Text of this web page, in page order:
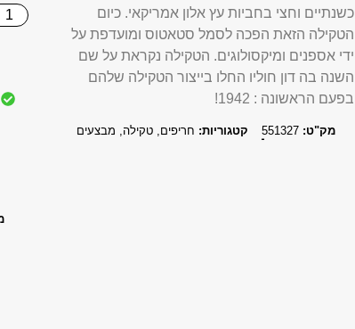
כשנתיים וחצי בחביות עץ אלון אמריקאי. כיום
הטקילה הזאת הפכה לסמל סטאטוס ומועדפת על
ידי אספנים ומיקסולוגים. הטקילה נקראת על שם
השנה בה דון חוליו החלו בייצור הטקילה שלהם
בפעם הראשונה : 1942!
מק"ט:551327 קטגוריות: חריפים,טקילה, מבצעים